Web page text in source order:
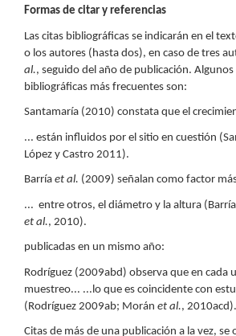
Formas de citar y referencias
Las citas bibliográficas se indicarán en el
o los autores (hasta dos), en caso de tres
al., seguido del año de publicación.
bibliográficas más frecuentes son:
Santamaría (2010) constata que el
... están influidos por el sitio en cuestión
López y Castro 2011).
Barría et al. (2009) señalan como factor
... entre otros, el diámetro y la altura (Barría
et al., 2010).
publicadas en un mismo año:
Rodríguez (2009abd) observa que en cada
muestreo... ...lo que es coincidente con
(Rodríguez 2009ab; Morán et al., 2010acd).
Citas de más de una publicación a la vez, se